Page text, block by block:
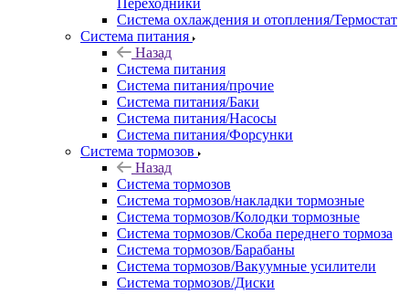
Переходники
Система охлаждения и отопления/Термостат
Система питания
Назад
Система питания
Система питания/прочие
Система питания/Баки
Система питания/Насосы
Система питания/Форсунки
Система тормозов
Назад
Система тормозов
Система тормозов/накладки тормозные
Система тормозов/Колодки тормозные
Система тормозов/Скоба переднего тормоза
Система тормозов/Барабаны
Система тормозов/Вакуумные усилители
Система тормозов/Диски